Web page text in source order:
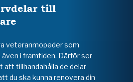
till
veteranmopeder som
i framtiden. Därför ser
att tillhandahålla de delar
du ska kunna renovera din